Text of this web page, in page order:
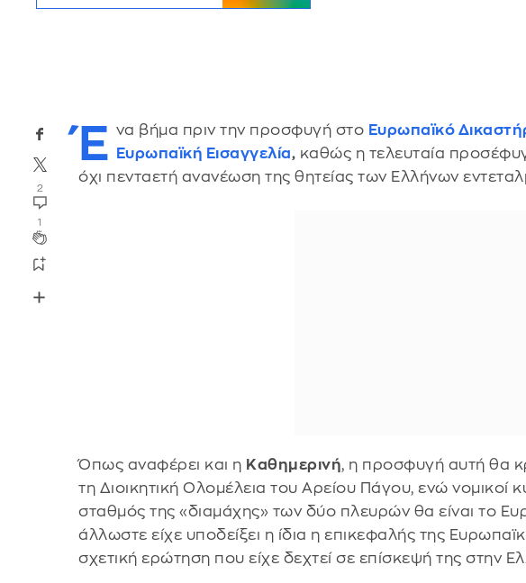
2
1
Έ να βήμα πριν την προσφυγή στο Ευρωπαϊκό
Ευρωπαϊκή Εισαγγελία, καθώς η τελευταία
όχι πενταετή ανανέωση της θητείας των Ελλήνων
Όπως αναφέρει και η Καθημερινή, η προσφυγή αυτή θα
τη Διοικητική Ολομέλεια του Αρείου Πάγου, ενώ νομικοί
σταθμός της «διαμάχης» των δύο πλευρών θα είναι το
άλλωστε είχε υποδείξει η ίδια η επικεφαλής της
σχετική ερώτηση που είχε δεχτεί σε επίσκεψή της στην